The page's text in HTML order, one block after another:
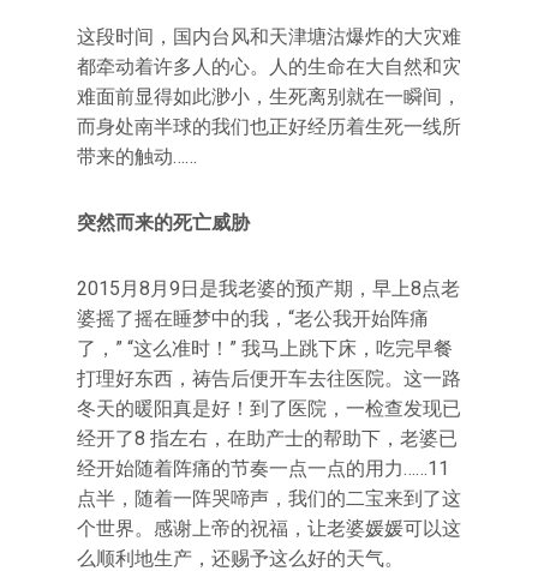
这段时间，国内台风和天津塘沽爆炸的大灾难
都牵动着许多人的心。人的生命在大自然和灾
难面前显得如此渺小，生死离别就在一瞬间，
而身处南半球的我们也正好经历着生死一线所
带来的触动……
突然而来的死亡威胁
2015月8月9日是我老婆的预产期，早上8点老
婆摇了摇在睡梦中的我，“老公我开始阵痛
了，” “这么准时！” 我马上跳下床，吃完早餐
打理好东西，祷告后便开车去往医院。这一路
冬天的暖阳真是好！到了医院，一检查发现已
经开了8 指左右，在助产士的帮助下，老婆已
经开始随着阵痛的节奏一点一点的用力……11
点半，随着一阵哭啼声，我们的二宝来到了这
个世界。感谢上帝的祝福，让老婆媛媛可以这
么顺利地生产，还赐予这么好的天气。